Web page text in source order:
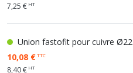
7,25 € HT
Union fastofit pour cuivre Ø22
10,08 €TTC
8,40 € HT